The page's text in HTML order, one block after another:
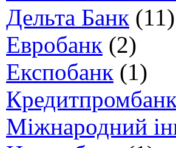
Дельта Банк (11)
Евробанк (2)
Експобанк (1)
Міжнародний